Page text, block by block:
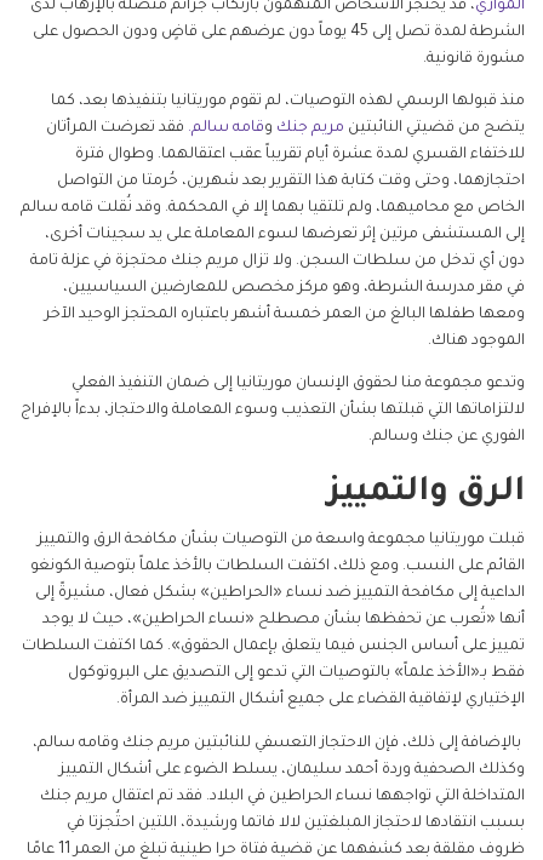
الموازي، قد يُحتجز الأشخاص المتهمون بارتكاب جرائم متصلة بالإرهاب لدى
الشرطة لمدة تصل إلى 45 يوماً دون عرضهم على قاضٍ ودون الحصول على
مشورة قانونية.
منذ قبولها الرسمي لهذه التوصيات، لم تقوم موريتانيا بتنفيذها بعد، كما
يتضح من قضيتي النائبتين مريم جنك وقامه سالم. فقد تعرضت المرأتان
للاختفاء القسري لمدة عشرة أيام تقريباً عقب اعتقالهما. وطوال فترة
احتجازهما، وحتى وقت كتابة هذا التقرير بعد شهرين، حُرمتا من التواصل
الخاص مع محاميهما، ولم تلتقيا بهما إلا في المحكمة. وقد نُقلت قامه سالم
إلى المستشفى مرتين إثر تعرضها لسوء المعاملة على يد سجينات أخرى،
دون أي تدخل من سلطات السجن. ولا تزال مريم جنك محتجزة في عزلة تامة
في مقر مدرسة الشرطة، وهو مركز مخصص للمعارضين السياسيين،
ومعها طفلها البالغ من العمر خمسة أشهر باعتباره المحتجز الوحيد الآخر
الموجود هناك.
وتدعو مجموعة منا لحقوق الإنسان موريتانيا إلى ضمان التنفيذ الفعلي
لالتزاماتها التي قبلتها بشأن التعذيب وسوء المعاملة والاحتجاز، بدءاً بالإفراج
الفوري عن جنك وسالم.
الرق والتمييز
قبلت موريتانيا مجموعة واسعة من التوصيات بشأن مكافحة الرق والتمييز
القائم على النسب. ومع ذلك، اكتفت السلطات بالأخذ علماً بتوصية الكونغو
الداعية إلى مكافحة التمييز ضد نساء «الحراطين» بشكل فعال، مشيرةً إلى
أنها «تُعرب عن تحفظها بشأن مصطلح «نساء الحراطين»، حيث لا يوجد
تمييز على أساس الجنس فيما يتعلق بإعمال الحقوق». كما اكتفت السلطات
فقط بـ«الأخذ علماً» بالتوصيات التي تدعو إلى التصديق على البروتوكول
الإختياري لإتفاقية القضاء على جميع أشكال التمييز ضد المرأة.
بالإضافة إلى ذلك، فإن الاحتجاز التعسفي للنائبتين مريم جنك وقامه سالم،
وكذلك الصحفية وردة أحمد سليمان، يسلط الضوء على أشكال التمييز
المتداخلة التي تواجهها نساء الحراطين في البلاد. فقد تم اعتقال مريم جنك
بسبب انتقادها لاحتجاز المبلغتين لالا فاتما ورشيدة، اللتين احتُجزتا في
ظروف مقلقة بعد كشفهما عن قضية فتاة حرا طينية تبلغ من العمر 11 عامًا